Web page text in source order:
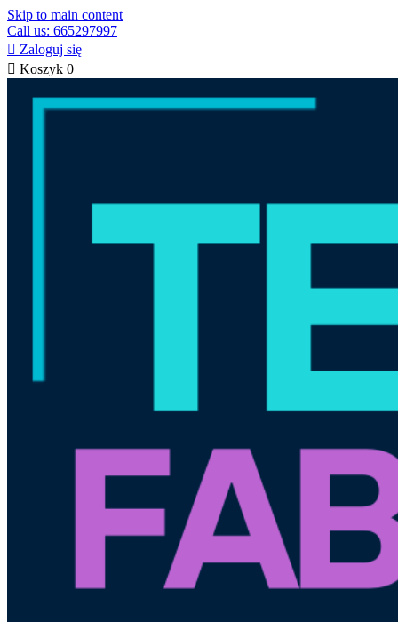
Skip to main content
Call us: 665297997
 Zaloguj się
 Koszyk 0